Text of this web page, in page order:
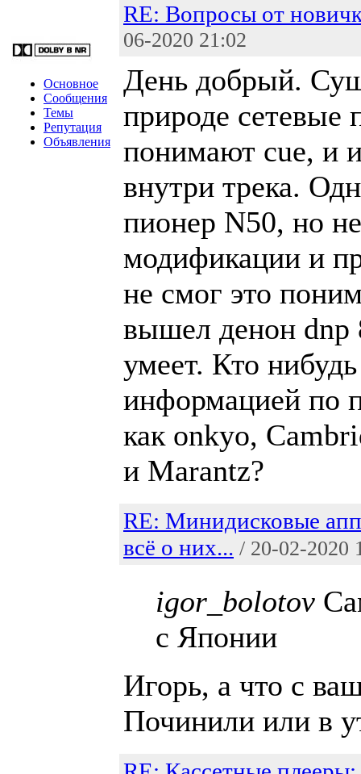
Основное
Сообщения
Темы
Репутация
Объявления
RE: Вопросы от
06-2020 21:02
День добрый.
природе сетевые
понимают cue, и
внутри трека.
пионер N50, но
модификации и
не смог это
вышел денон dnp
умеет. Кто
информацией по
как onkyo,
и Marantz?
RE: Минидисковые
всё о них... / 20-02-2020
igor_bolotov
с Японии
Игорь, а что с
Починили или в